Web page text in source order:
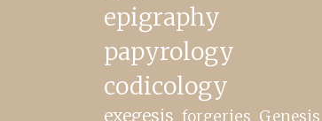
epigraphy
papyrology
codicology
exegesis forgeries Genesis